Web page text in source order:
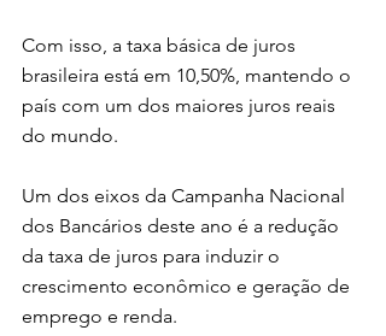
Com isso, a taxa básica de juros
brasileira está em 10,50%, mantendo o
país com um dos maiores juros reais
do mundo.
Um dos eixos da Campanha Nacional
dos Bancários deste ano é a redução
da taxa de juros para induzir o
crescimento econômico e geração de
emprego e renda.